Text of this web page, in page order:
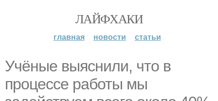
ЛАЙФХАКИ
главная новости статьи
Учёные выяснили, что в
процессе работы мы